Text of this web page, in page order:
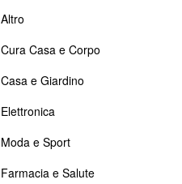
Altro
Cura Casa e Corpo
Casa e Giardino
Elettronica
Moda e Sport
Farmacia e Salute